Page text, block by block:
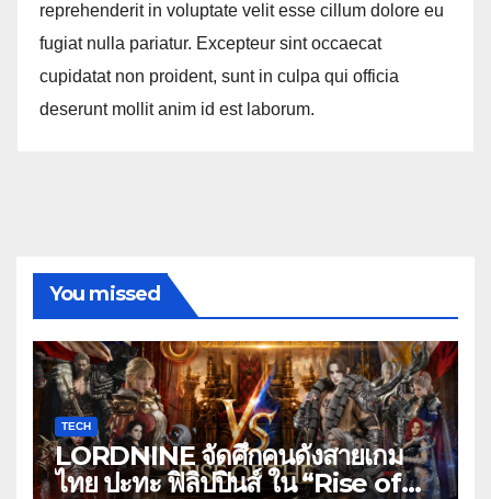
reprehenderit in voluptate velit esse cillum dolore eu
fugiat nulla pariatur. Excepteur sint occaecat
cupidatat non proident, sunt in culpa qui officia
deserunt mollit anim id est laborum.
You missed
TECH
LORDNINE จัดศึกคนดังสายเกม
ไทย ปะทะ ฟิลิปปินส์ ใน “Rise of